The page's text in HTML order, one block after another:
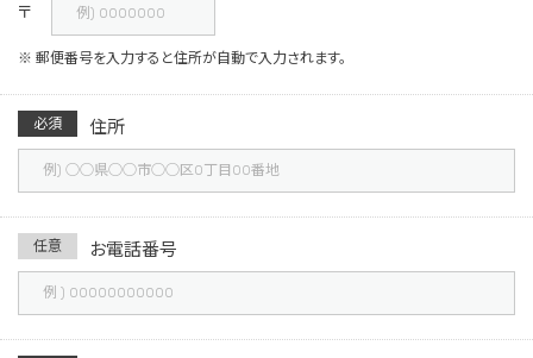
〒
※ 郵便番号を入力すると住所が自動で入力されます。
必須 住所
任意 お電話番号